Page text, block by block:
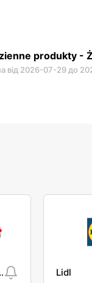
produkty -
від 2026-07-29 до
Lidl